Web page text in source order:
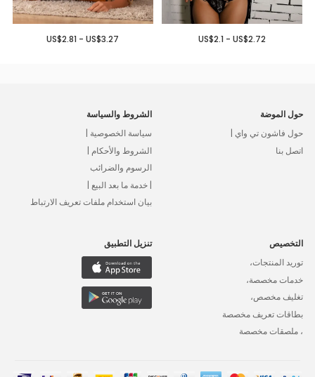
US$2.1 - US$2.72
US$2.81 - US$3.27
حول الموضة
حول فاشون تي واي |
اتصل بنا
الشروط والسياسة
سياسة الخصوصية |
الشروط والأحكام |
الرسوم والضرائب
| خدمة ما بعد البيع |
بيان استخدام ملفات تعريف الارتباط
التخصيص
توريد المنتجات،
خدمات مخصصة،
تغليف مخصص،
بطاقات تعريف مخصصة
، ملصقات مخصصة
تنزيل التطبيق